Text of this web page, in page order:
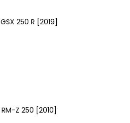
GSX 250 R [2019]
RM-Z 250 [2010]